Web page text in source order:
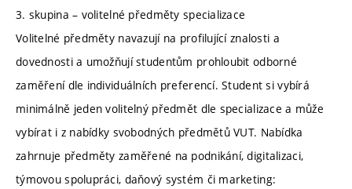
3. skupina – volitelné předměty specializace
Volitelné předměty navazují na profilující znalosti a
dovednosti a umožňují studentům prohloubit odborné
zaměření dle individuálních preferencí. Student si vybírá
minimálně jeden volitelný předmět dle specializace a může
vybírat i z nabídky svobodných předmětů VUT. Nabídka
zahrnuje předměty zaměřené na podnikání, digitalizaci,
týmovou spolupráci, daňový systém či marketing: